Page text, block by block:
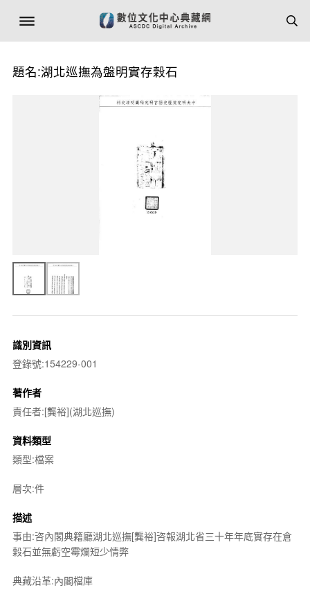
題名:湖北巡撫為盤明實存穀石
識別資訊
登錄號:154229-001
著作者
責任者:[龔裕](湖北巡撫)
資料類型
類型:檔案
層次:件
描述
事由:咨內閣典籍廳湖北巡撫[龔裕]咨報湖北省三十年年底實存在倉
穀石並無虧空霉爛短少情弊
典藏沿革:內閣檔庫